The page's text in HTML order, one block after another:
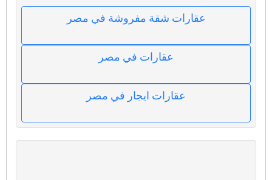
عقارات شقة مفروشة في مصر
عقارات في مصر
عقارات ايجار في مصر